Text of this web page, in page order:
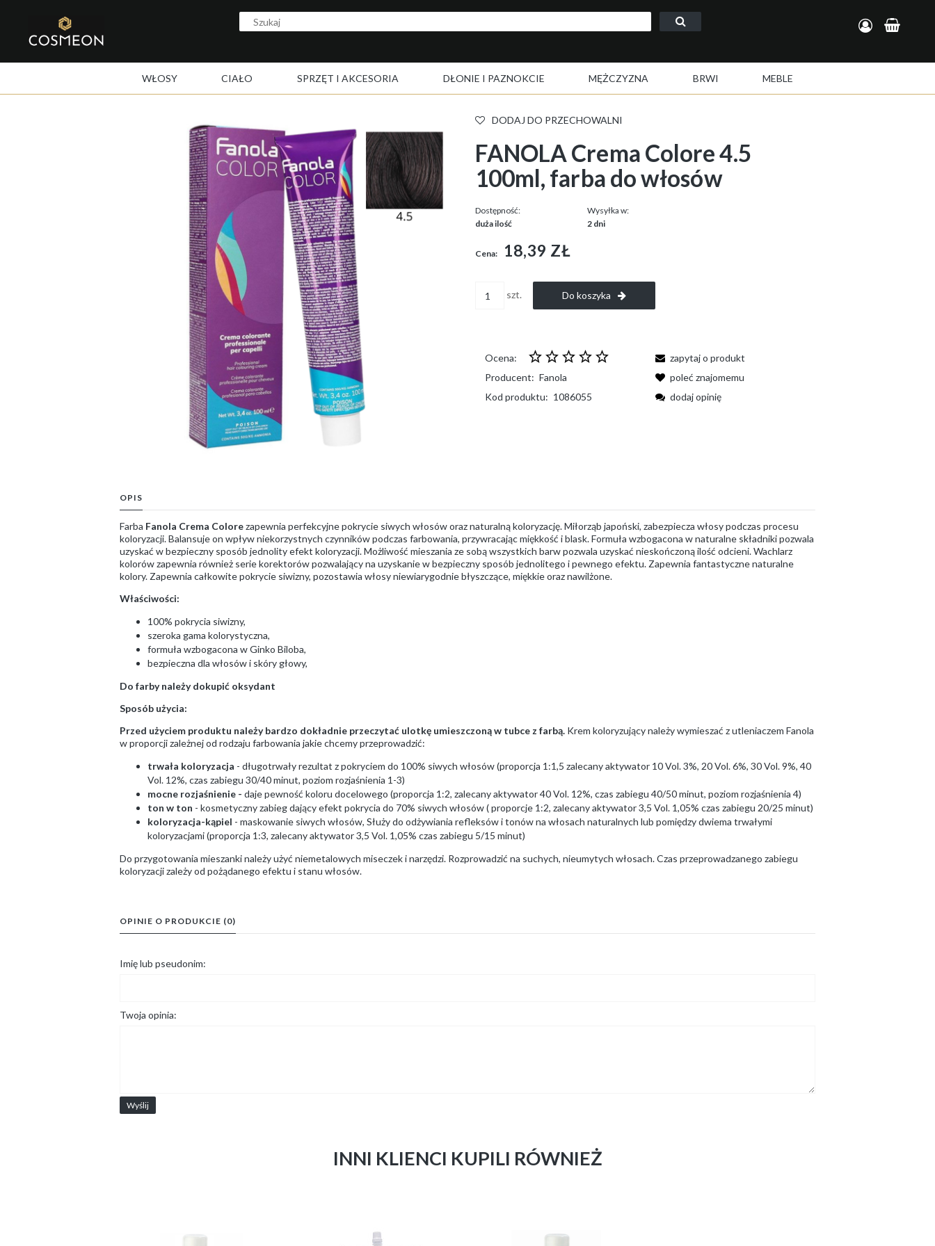
WŁOSY CIAŁO SPRZĘT I AKCESORIA DŁONIE I PAZNOKCIE MĘŻCZYZNA BRWI MEBLE
DODAJ DO PRZECHOWALNI
FANOLA Crema Colore 4.5
100ml, farba do włosów
Dostępność:
duża ilość
Wysyłka w:
2 dni
Cena: 18,39 ZŁ
szt. Do koszyka
Ocena:
Producent: Fanola
Kod produktu: 1086055
zapytaj o produkt
poleć znajomemu
dodaj opinię
OPIS
Farba Fanola Crema Colorezapewnia perfekcyjne pokrycie siwych włosów oraz naturalną koloryzację. Miłorząb japoński, zabezpiecza włosy podczas procesu
koloryzacji. Balansuje on wpływ niekorzystnych czynników podczas farbowania, przywracając miękkość i blask. Formuła wzbogacona w naturalne składniki pozwala
uzyskać w bezpieczny sposób jednolity efekt koloryzacji. Możliwość mieszania ze sobą wszystkich barw pozwala uzyskać nieskończoną ilość odcieni. Wachlarz
kolorów zapewnia również serie korektorów pozwalający na uzyskanie w bezpieczny sposób jednolitego i pewnego efektu. Zapewnia fantastyczne naturalne
kolory. Zapewnia całkowite pokrycie siwizny, pozostawia włosy niewiarygodnie błyszczące, miękkie oraz nawilżone.
Właściwości:
100% pokrycia siwizny,
szeroka gama kolorystyczna,
formuła wzbogacona w Ginko Biloba,
bezpieczna dla włosów i skóry głowy,
Do farby należy dokupić oksydant
Sposób użycia:
Przed użyciem produktu należy bardzo dokładnie przeczytać ulotkę umieszczoną w tubce z farbą. Krem koloryzujący należy wymieszać z utleniaczem Fanola
w proporcji zależnej od rodzaju farbowania jakie chcemy przeprowadzić:
trwała koloryzacja - długotrwały rezultat z pokryciem do 100% siwych włosów (proporcja 1:1,5 zalecany aktywator 10 Vol. 3%, 20 Vol. 6%, 30 Vol. 9%, 40
Vol. 12%, czas zabiegu 30/40 minut, poziom rozjaśnienia 1-3)
mocne rozjaśnienie - daje pewność koloru docelowego (proporcja 1:2, zalecany aktywator 40 Vol. 12%, czas zabiegu 40/50 minut, poziom rozjaśnienia 4)
ton w ton - kosmetyczny zabieg dający efekt pokrycia do 70% siwych włosów ( proporcje 1:2, zalecany aktywator 3,5 Vol. 1,05% czas zabiegu 20/25 minut)
koloryzacja-kąpiel - maskowanie siwych włosów, Służy do odżywiania refleksów i tonów na włosach naturalnych lub pomiędzy dwiema trwałymi
koloryzacjami (proporcja 1:3, zalecany aktywator 3,5 Vol. 1,05% czas zabiegu 5/15 minut)
Do przygotowania mieszanki należy użyć niemetalowych miseczek i narzędzi. Rozprowadzić na suchych, nieumytych włosach. Czas przeprowadzanego zabiegu
koloryzacji zależy od pożądanego efektu i stanu włosów.
OPINIE O PRODUKCIE (0)
Imię lub pseudonim:
Twoja opinia:
Wyślij
INNI KLIENCI KUPILI RÓWNIEŻ